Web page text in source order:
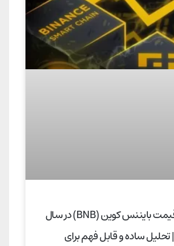
🟡 پیش‌بینی قیمت بایننس کوین (BNB) در سال
2025 تا 2030 | تحلیل ساده و قابل فهم برای